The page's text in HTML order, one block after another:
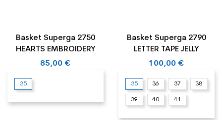
Basket Superga 2750
HEARTS EMBROIDERY
85,00 €
35
Basket Superga 2790
LETTER TAPE JELLY
100,00 €
35 36 37 38
39 40 41